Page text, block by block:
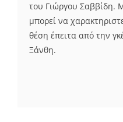
του Γιώργου Σαββίδη.
μπορεί να
θέση έπειτα από την
Ξάνθη.